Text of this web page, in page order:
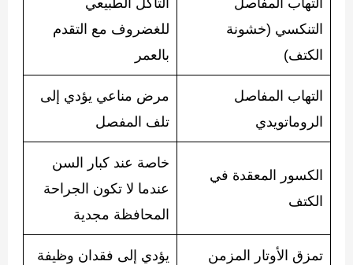
التنكسي (خشونة
الكتف)
للغضروف مع التقدم
بالعمر
التهاب المفاصل
الروماتويدي
مرض مناعي يؤدي إلى
تلف المفصل
الكسور المعقدة في
الكتف
خاصة عند كبار السن
عندما لا تكون الجراحة
المحافظة مجدية
تمزق الأوتار المزمن
يؤدي إلى فقدان وظيفة